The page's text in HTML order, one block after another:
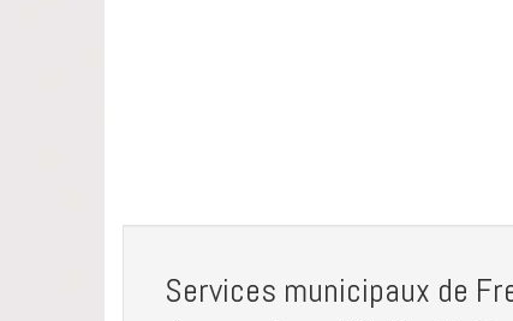
Services municipaux de